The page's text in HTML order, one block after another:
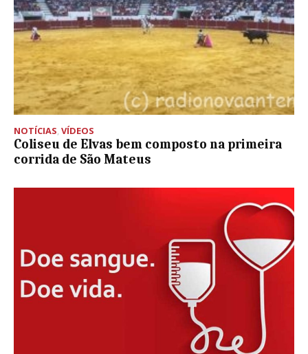
NOTÍCIAS, VÍDEOS
Coliseu de Elvas bem composto na primeira
corrida de São Mateus